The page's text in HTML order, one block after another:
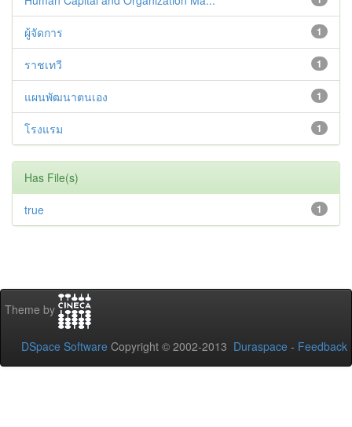
1
ผู้จัดการ
1
ราชเทวี
1
แผนพัฒนาตนเอง
1
โรงแรม
Has File(s)
1
true
Theme by
DSpace Software Copyright © 2002-2013 Duraspace - Feedback